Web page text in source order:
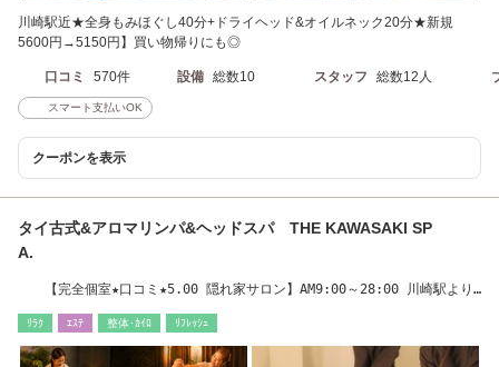
川崎駅近★全身もみほぐし40分+ドライヘッド&オイルネック20分★新規
5600円→5150円】買い物帰りにも◎
口コミ 570件 設備 総数10 スタッフ 総数12人
スマート支払いOK
クーポンを表示
タイ古式&アロマリンパ&ヘッドスパ THE KAWASAKI SP
A.
【完全個室★口コミ★5.00 隠れ家サロン】AM9:00～28:00 川崎駅より
ﾘﾗｸ ｴｽﾃ 整体･ｶｲﾛ ﾘﾌﾚｯｼｭ